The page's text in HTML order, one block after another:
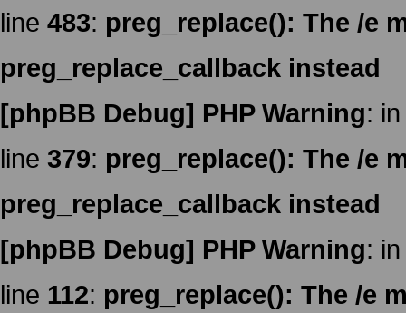
line 483: preg_replace(): The /e
preg_replace_callback instead
[phpBB Debug] PHP Warning:
line 379: preg_replace(): The /e
preg_replace_callback instead
[phpBB Debug] PHP Warning:
line 112: preg_replace(): The /e